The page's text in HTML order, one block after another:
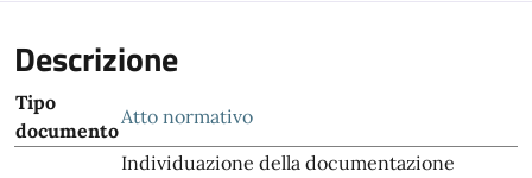
Descrizione
Tipo
documento
Atto normativo
Individuazione della documentazione